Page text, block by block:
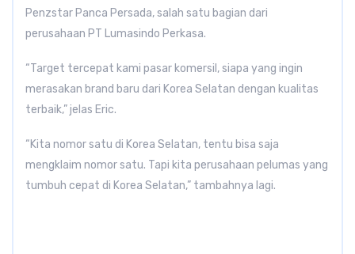
Penzstar Panca Persada, salah satu bagian dari
perusahaan PT Lumasindo Perkasa.
“Target tercepat kami pasar komersil, siapa yang ingin
merasakan brand baru dari Korea Selatan dengan kualitas
terbaik,” jelas Eric.
“Kita nomor satu di Korea Selatan, tentu bisa saja
mengklaim nomor satu. Tapi kita perusahaan pelumas yang
tumbuh cepat di Korea Selatan,” tambahnya lagi.